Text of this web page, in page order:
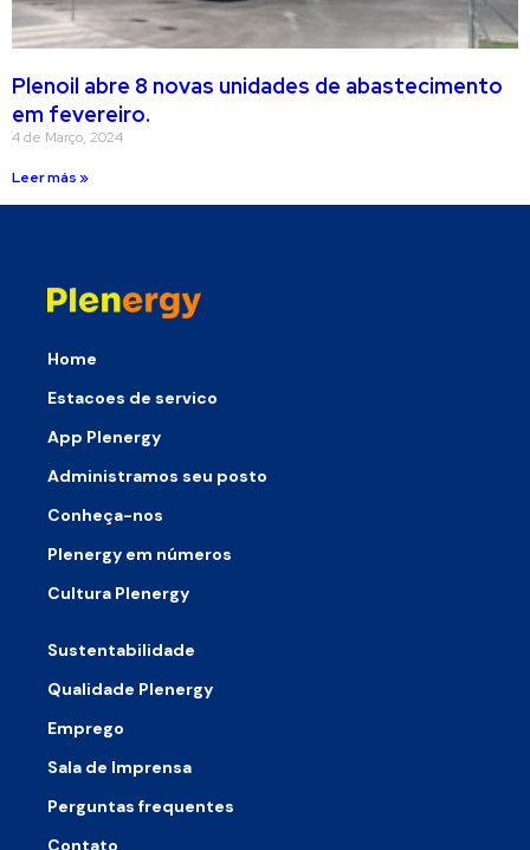
Plenoil abre 8 novas unidades de abastecimento
em fevereiro.
4 de Março, 2024
Leer más »
Home
Estacoes de servico
App Plenergy
Administramos seu posto
Conheça-nos
Plenergy em números
Cultura Plenergy
Sustentabilidade
Qualidade Plenergy
Emprego
Sala de Imprensa
Perguntas frequentes